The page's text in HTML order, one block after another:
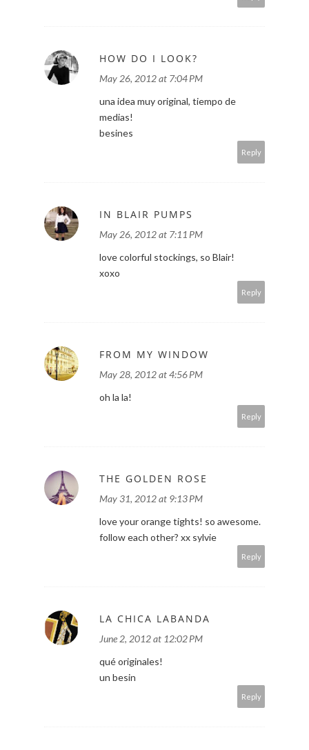
HOW DO I LOOK?
May 26, 2012 at 7:04 PM
una idea muy original, tiempo de
medias!
besines
Reply
IN BLAIR PUMPS
May 26, 2012 at 7:11 PM
love colorful stockings, so Blair!
xoxo
Reply
FROM MY WINDOW
May 28, 2012 at 4:56 PM
oh la la!
Reply
THE GOLDEN ROSE
May 31, 2012 at 9:13 PM
love your orange tights! so awesome.
follow each other? xx sylvie
Reply
LA CHICA LABANDA
June 2, 2012 at 12:02 PM
qué originales!
un besin
Reply